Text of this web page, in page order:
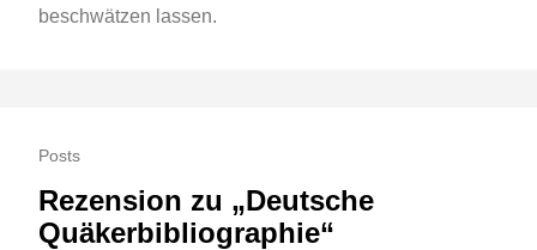
beschwätzen lassen.
Posts
Rezension zu „Deutsche
Quäkerbibliographie“